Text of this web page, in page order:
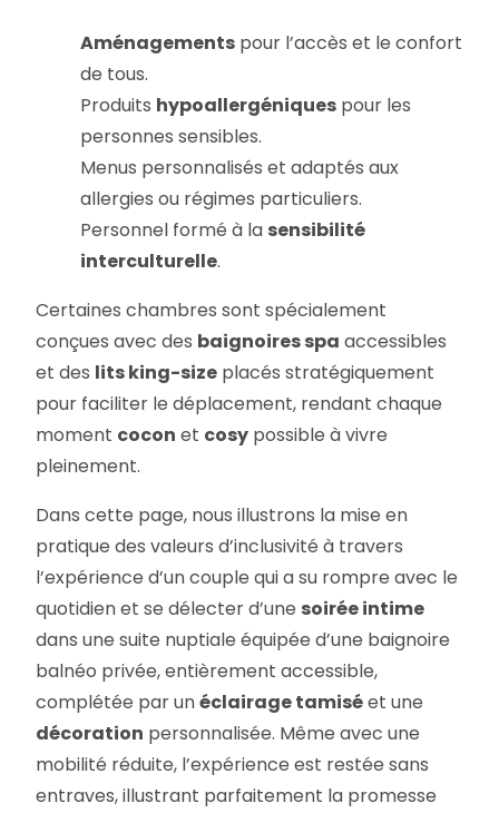
Aménagements pour l’accès et le confort
de tous.
Produits hypoallergéniques pour les
personnes sensibles.
Menus personnalisés et adaptés aux
allergies ou régimes particuliers.
Personnel formé à la sensibilité
interculturelle.
Certaines chambres sont spécialement
conçues avec des baignoires spa accessibles
et des lits king-size placés stratégiquement
pour faciliter le déplacement, rendant chaque
moment cocon et cosy possible à vivre
pleinement.
Dans cette page, nous illustrons la mise en
pratique des valeurs d’inclusivité à travers
l’expérience d’un couple qui a su rompre avec le
quotidien et se délecter d’une soirée intime
dans une suite nuptiale équipée d’une baignoire
balnéo privée, entièrement accessible,
complétée par unéclairage tamiséet une
décoration personnalisée. Même avec une
mobilité réduite, l’expérience est restée sans
entraves, illustrant parfaitement la promesse